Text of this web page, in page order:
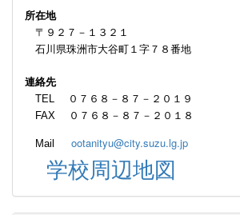
所在地
〒９２７－１３２１
石川県珠洲市大谷町１字７８番地
連絡先
TEL ０７６８－８７－２０１９
FAX ０７６８－８７－２０１８
Mail ootanityu@city.suzu.lg.jp
学校周辺地図